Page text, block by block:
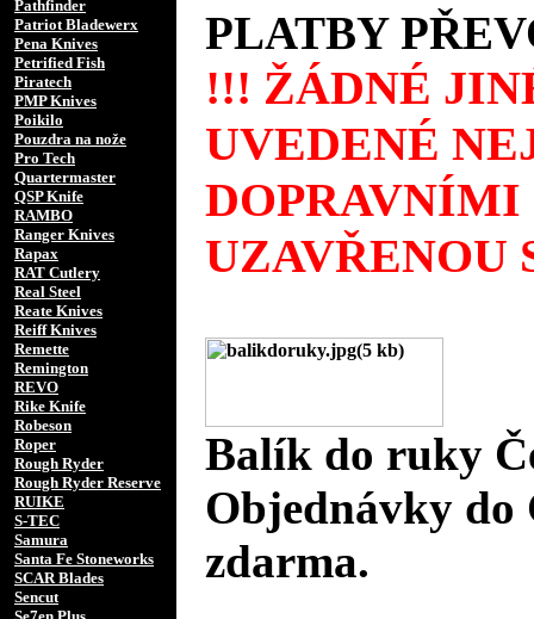
Pathfinder
Patriot Bladewerx
Pena Knives
Petrified Fish
Piratech
PMP Knives
Poikilo
Pouzdra na nože
Pro Tech
Quartermaster
QSP Knife
RAMBO
Ranger Knives
Rapax
RAT Cutlery
Real Steel
Reate Knives
Reiff Knives
Remette
Remington
REVO
Rike Knife
Robeson
Roper
Rough Ryder
Rough Ryder Reserve
RUIKE
S-TEC
Samura
Santa Fe Stoneworks
SCAR Blades
Sencut
PLATBY
!!! ŽÁDNÉ
UVEDENÉ
UZAVŘENOU
Balík do ruky
Objednávky do
zdarma.